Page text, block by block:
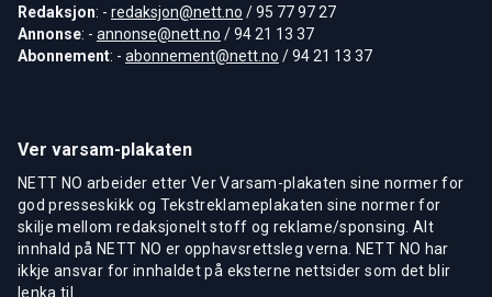
Redaksjon: - redaksjon@nett.no / 95 77 97 27
Annonse: - annonse@nett.no / 94 21 13 37
Abonnement: - abonnement@nett.no / 94 21 13 37
Ver varsam-plakaten
NETT NO arbeider etter Ver Varsam-plakaten sine normer for
god presseskikk og Tekstreklameplakaten sine normer for
skilje mellom redaksjonelt stoff og reklame/sponsing. Alt
innhald på NETT NO er opphavsrettsleg verna. NETT NO har
ikkje ansvar for innhaldet på eksterne nettsider som det blir
lenka til.